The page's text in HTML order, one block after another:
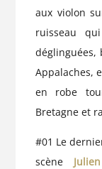
aux violon
ruisseau
déglinguées,
Appalaches,
en robe
Bretagne et
#01 Le
scène